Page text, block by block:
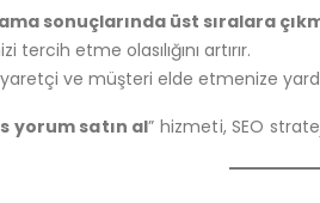
sonuçlarında üst sıralara
etme olasılığını artırır.
ve müşteri elde etmenize
yorum satın al” hizmeti, SEO